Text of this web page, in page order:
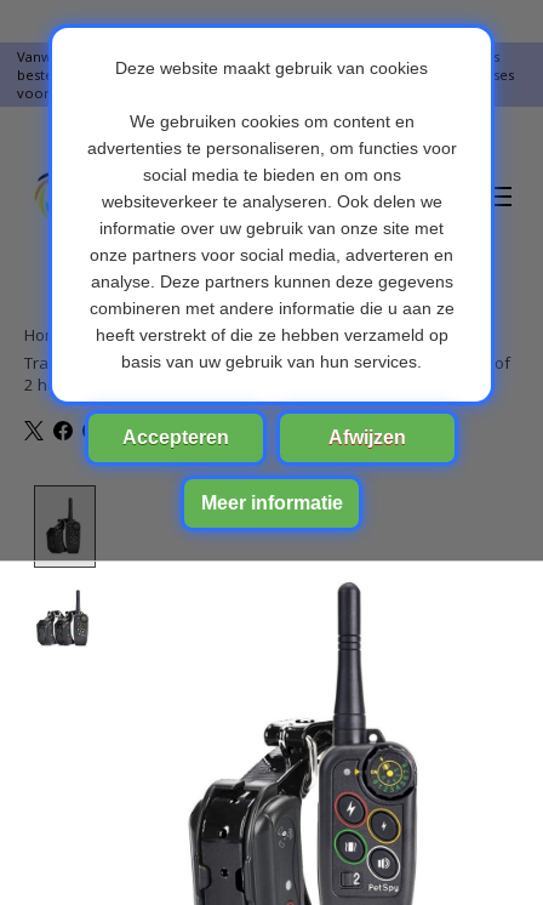
Vanwege vakantie worden er op moment geen pakketjes verstuurd. Alles
bestellingen vanaf 09-07-2026 word op 10-08-2026 verzonden. Onze excuses
voor het ongemak. Bedankt voor u begrip.
Verlanglijst
Home
Trainingshalsband voor honden met afstandsbediening voor 1 of
2 honden
Product image slideshow Items